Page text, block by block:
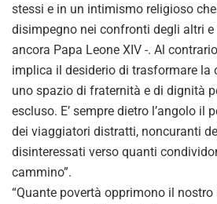
stessi e in un intimismo religioso
disimpegno nei confronti degli altri
ancora Papa Leone XIV -. Al
implica il desiderio di trasformare la
uno spazio di fraternità e di dignità
escluso. E’ sempre dietro l’angolo il
dei viaggiatori distratti, noncuranti
disinteressati verso quanti
cammino”.
“Quante povertà opprimono il